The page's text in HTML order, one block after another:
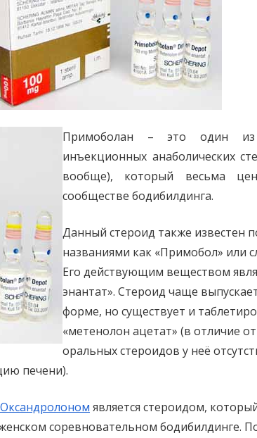
Примоболан – это один из
инъекционных анаболических
вообще), который весьма
сообществе бодибилдинга.
Данный стероид также известен
названиями как «Примобол» или
Его действующим веществом
энантат». Стероид чаще
форме, но существует и
«метенолон ацетат» (в отличие
оральных стероидов у неё
печени).
Оксандролоном является стероидом,
соревновательном бодибилдинге.